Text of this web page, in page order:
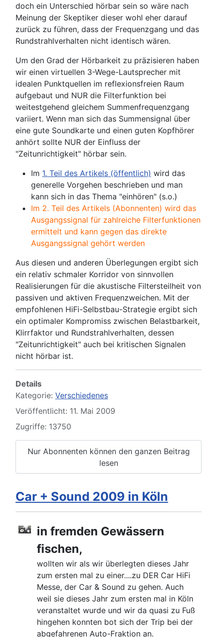
doch ein Unterschied hörbar sein so wäre nach
Meinung der Skeptiker dieser wohl eher darauf
zurück zu führen, dass der Frequenzgang und das
Rundstrahlverhalten nicht identisch wären.
Um den Grad der Hörbarkeit zu präzisieren haben
wir einen virtuellen 3-Wege-Lautsprecher mit
idealen Punktquellen im reflexionsfreien Raum
aufgebaut und NUR die Filterfunktion bei
weitestgehend gleichem Summenfrequenzgang
variiert. Wenn man sich das Summensignal über
eine gute Soundkarte und einen guten Kopfhörer
anhört sollte NUR der Einfluss der
"Zeitunrichtigkeit" hörbar sein.
Im 1. Teil des Artikels (öffentlich) wird das
generelle Vorgehen beschrieben und man
kann sich in das Thema "einhören" (s.o.)
Im 2. Teil des Artikels (Abonnenten) wird das
Ausgangssignal für zahlreiche Filterfunktionen
ermittelt und kann gegen das direkte
Ausgangssignal gehört werden
Aus diesen und anderen Überlegungen ergibt sich
ein relativ schmaler Korridor von sinnvollen
Realisierungen für die akustische Filtersteilheit von
passiven und aktiven Frequenzweichen. Mit der
empfohlenen HiFi-Selbstbau-Strategie ergibt sich
ein optimaler Kompromiss zwischen Belastbarkeit,
Klirrfaktor und Rundstrahlverhalten, dessen
"Zeitunrichtigkeit" auch bei kritischen Signalen
nicht hörbar ist.
Details
Kategorie: Verschiedenes
Veröffentlicht: 11. Mai 2009
Zugriffe: 13750
Nur Abonnenten können den ganzen Beitrag
lesen
Car + Sound 2009 in Köln
in fremden Gewässern
fischen,
wollten wir als wir überlegten dieses Jahr
zum ersten mal zu einer....zu DER Car HiFi
Messe, der Car & Sound zu gehen. Auch
weil sie dieses Jahr zum ersten mal in Köln
veranstaltet wurde und wir da quasi zu Fuß
hingehen konnten bot sich der Trip bei der
abgefahrenen Auto-Fraktion an.